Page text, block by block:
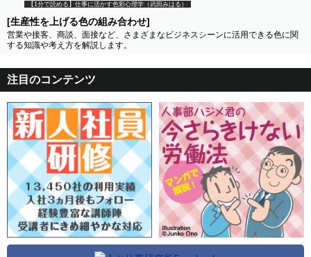
【1分で読める】仕事に活かす色彩心理学（武田みはる）
[生産性を上げる色の組み合わせ]
営業や接客、商談、面接など、さまざまなビジネスシーンに活用できる色に関
する知識や考え方を解説します。
注目のコンテンツ